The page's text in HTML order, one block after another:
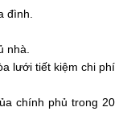
đình.
nhà.
lưới tiết kiệm chi phí
chính phủ trong 20